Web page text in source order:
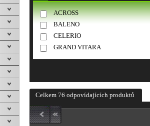
ACROSS
BALENO
CELERIO
GRAND VITARA
Celkem 76 odpovídajících produktů